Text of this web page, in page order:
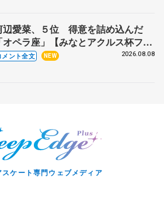
辺愛菜、５位 得意を詰め込んだ
オペラ座」【みなとアクルス杯フリ
】
メント全文 NEW 2026.08.08
スケート専門ウェブメディア